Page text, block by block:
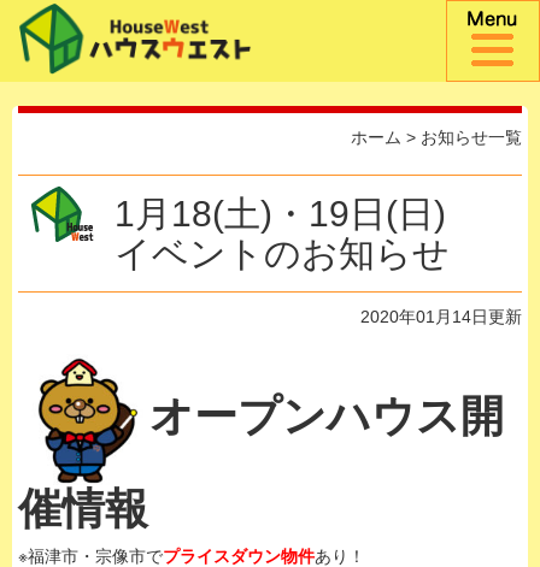
ホーム > お知らせ一覧
1月18(土)・19日(日)
イベントのお知らせ
2020年01月14日更新
オープンハウス開
催情報
※福津市・宗像市でプライスダウン物件あり！